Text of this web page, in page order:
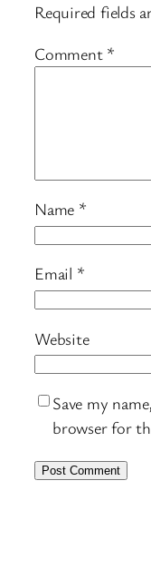
Required fields
Comment *
Name *
Email *
Website
Save my
browser for